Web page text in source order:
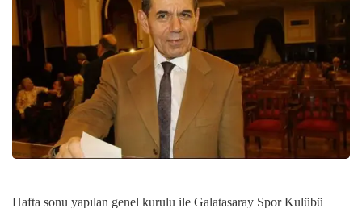
Hafta sonu yapılan genel kurulu ile Galatasaray Spor Kulübü